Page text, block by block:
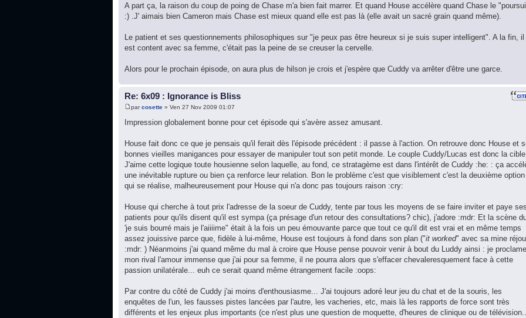
A part ça, la raison du coup de poing de Chase m'a bien fait marrer. Et quand House accélère quand Chase le
:) .J' aimais bien Cameron mais Chase est mieux quand elle est pas là (elle avait un sacré grain quand même).
Le patient et ses questionnements philosophiques sur "je peux pas être heureux si je suis super intelligent". A la fin, il
est content avec sa femme, c'était pas la peine de se creuser la cervelle.
Alors pour le prochain épisode, on aura plus de hilson je crois et j'espère que Cuddy va arrêter d'être une garce.
Re: 6x09 : Ignorance is Bliss
parcosette » Ven 27 Nov 2009 01:07
Impression globalement bonne pour cet épisode qui s'avère assez amusant.
House fait donc ce que je pensais qu'il ferait dès l'épisode précédent : il passe à l'action. On retrouve donc House et
bonnes vieilles manigances pour essayer de manipuler tout son petit monde. Le couple Cuddy/Lucas est donc la
J'aime cette logique toute housienne selon laquelle, au fond, ce stratagème est dans l'intérêt de Cuddy :he: : ça
une inévitable rupture ou bien ça renforce leur relation. Bon le problème c'est que visiblement c'est la deuxième option
qui se réalise, malheureusement pour House qui n'a donc pas toujours raison :cry:
House qui cherche à tout prix l'adresse de la soeur de Cuddy, tente par tous les moyens de se faire inviter et paye ses
patients pour qu'ils disent qu'il est sympa (ça présage d'un retour des consultations? chic), j'adore :mdr: Et la scène
'je suis bourré mais je l'aiiiime" était à la fois un peu émouvante parce que tout ce qu'il dit est vrai et en même temps
assez jouissive parce que, fidèle à lui-même, House est toujours à fond dans son plan ("it worked" avec sa mine
:mdr: ) Néanmoins j'ai quand même du mal à croire que House pense pouvoir venir à bout du Luddy ainsi : je
mon rival l'amour immense que j'ai pour sa femme, il ne pourra alors que s'effacer chevaleresquement face à cette
passion unilatérale... euh ce serait quand même étrangement facile :oops:
Par contre du côté de Cuddy j'ai moins d'enthousiasme... J'ai toujours adoré leur jeu du chat et de la souris, les
enquêtes de l'un, les fausses pistes lancées par l'autre, les vacheries, etc, mais là les rapports de force sont très
différents et les enjeux plus importants (ce n'est plus une question de moquette, d'heures de clinique ou de